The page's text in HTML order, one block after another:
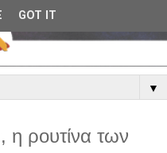
▼
η ρουτίνα των
GOT IT